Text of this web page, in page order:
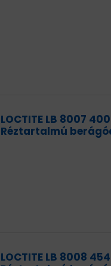
LOCTITE LB 8007
Réztartalmú
LOCTITE LB 8008